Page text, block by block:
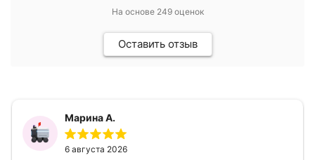
На основе 249оценок
Оставить отзыв
Марина А.
6 августа 2026